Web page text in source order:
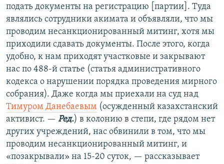
подать документы на регистрацию [партии]. Туда
являлись сотрудники акимата и объявляли, что мы
проводим несанкционированный митинг, хотя мы
приходили сдавать документы. После этого, когда
удобно, к нам приходят участковые и закрывают
нас по 488-й статье (статья административного
кодекса о нарушении порядка проведения мирного
собрания). Даже когда мы приехали на суд над
Тимуром Данебаевым (осужденный казахстанский
активист. — Ред.) в колонию в степи, где рядом нет
других учреждений, нас обвинили в том, что мы
проводим несанкционированный митинг, и
«позакрывали» на 15-20 суток, — рассказывает